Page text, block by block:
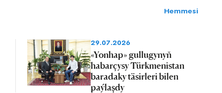
Hemmesi
29.07.2026
«Yonhap» gullugynyň
habarçysy Türkmenistan
baradaky täsirleri bilen
paýlaşdy